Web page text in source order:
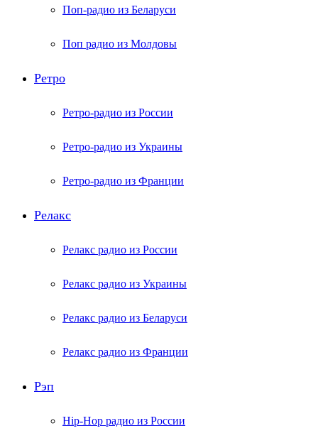
Поп-радио из Беларуси
Поп радио из Молдовы
Ретро
Ретро-радио из России
Ретро-радио из Украины
Ретро-радио из Франции
Релакс
Релакс радио из России
Релакс радио из Украины
Релакс радио из Беларуси
Релакс радио из Франции
Рэп
Hip-Hop радио из России